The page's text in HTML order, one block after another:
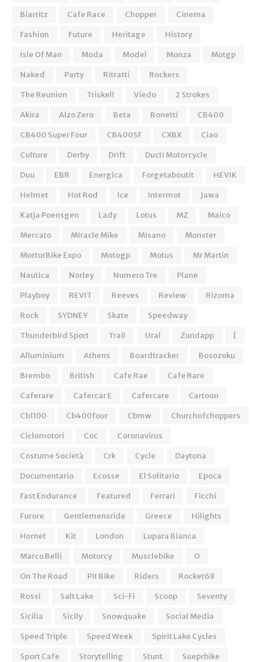
Biarritz Cafe Race Chopper
Cinema
Fashion
Future Heritage
History
Isle Of Man
Moda Model Monza
Motgp
Naked
Party Ritratti
Rockers
The Reunion
Triskell Viedo
2 Strokes
Akira
Alzo Zero Beta Bonetti
CB400
CB400 Super Four
CB400SF CXBX
Ciao
Culture
Derby Drift
Ducti Motorcycle
Duu
EBR Energica Forgetaboutit
HEVIK
Helmet
Hot Rod Ice Intermot
Jawa
Katja Poensgen
Lady Lotus MZ
Maico
Mercato
Miracle Mike Misano
Monster
MortorBike Expo
Motogp Motus
Mr Martin
Nautica
Norley Numero Tre
Plane
Playboy
REVIT Reeves Review
Rizoma
Rock
SYDNEY Skate
Speedway
Thunderbird Sport
Trail Ural Zundapp
[
Alluminium
Athens Boardtracker
Bosozoku
Brembo
British Cafe Rae
Cafe Rare
Caferare
Cafercar E Cafercare
Cartoon
Cb1100
Cb400four Cbmw
Churchofchoppers
Ciclomotori
Coc
Coronavirus
Costume Società
Crk Cycle
Daytona
Documentario
Ecosse El Solitario
Epoca
Fast Endurance
Featured Ferrari
Ficchi
Furore
Gentlemensride Greece
Hilights
Hornet
Kit London
Lupara Bianca
Marco Belli
Motorcy Musclebike
O
On The Road
Pit Bike Riders
Rocket68
Rossi
Salt Lake Sci-Fi Scoop
Seventy
Sicilia
Sicily Snowquake
Social Media
Speed Triple
Speed Week
Spirit Lake Cycles
Sport Cafe
Storytelling Stunt
Sueprbike